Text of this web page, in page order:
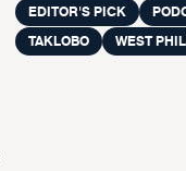
EDITOR'S PICK
TAKLOBO
WEST